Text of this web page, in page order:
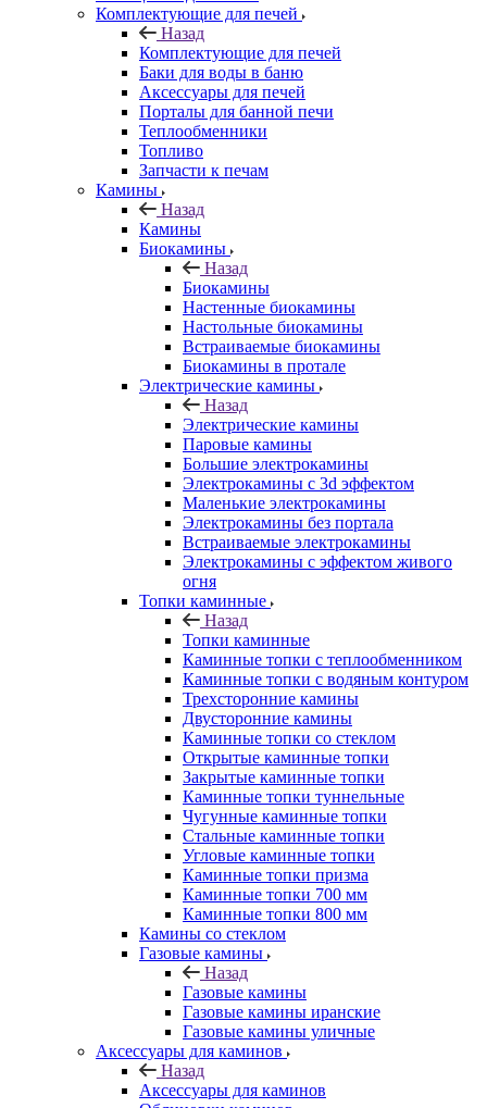
Комплектующие для печей
Назад
Комплектующие для печей
Баки для воды в баню
Аксессуары для печей
Порталы для банной печи
Теплообменники
Топливо
Запчасти к печам
Камины
Назад
Камины
Биокамины
Назад
Биокамины
Настенные биокамины
Настольные биокамины
Встраиваемые биокамины
Биокамины в протале
Электрические камины
Назад
Электрические камины
Паровые камины
Большие электрокамины
Электрокамины с 3d эффектом
Маленькие электрокамины
Электрокамины без портала
Встраиваемые электрокамины
Электрокамины с эффектом живого
огня
Топки каминные
Назад
Топки каминные
Каминные топки с теплообменником
Каминные топки с водяным контуром
Трехсторонние камины
Двусторонние камины
Каминные топки со стеклом
Открытые каминные топки
Закрытые каминные топки
Каминные топки туннельные
Чугунные каминные топки
Стальные каминные топки
Угловые каминные топки
Каминные топки призма
Каминные топки 700 мм
Каминные топки 800 мм
Камины со стеклом
Газовые камины
Назад
Газовые камины
Газовые камины иранские
Газовые камины уличные
Аксессуары для каминов
Назад
Аксессуары для каминов